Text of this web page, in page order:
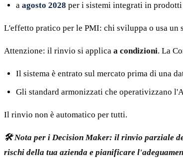
a agosto 2028 per i sistemi integrati in
L'effetto pratico per le PMI: chi sviluppa o usa un
Attenzione: il rinvio si applica a condizioni. La
Il sistema è entrato sul mercato prima di una
Gli standard armonizzati che operativizzano
Il rinvio non è automatico per tutti.
🛠️ Nota per i Decision Maker: il rinvio parziale
rischi della tua azienda e pianificare